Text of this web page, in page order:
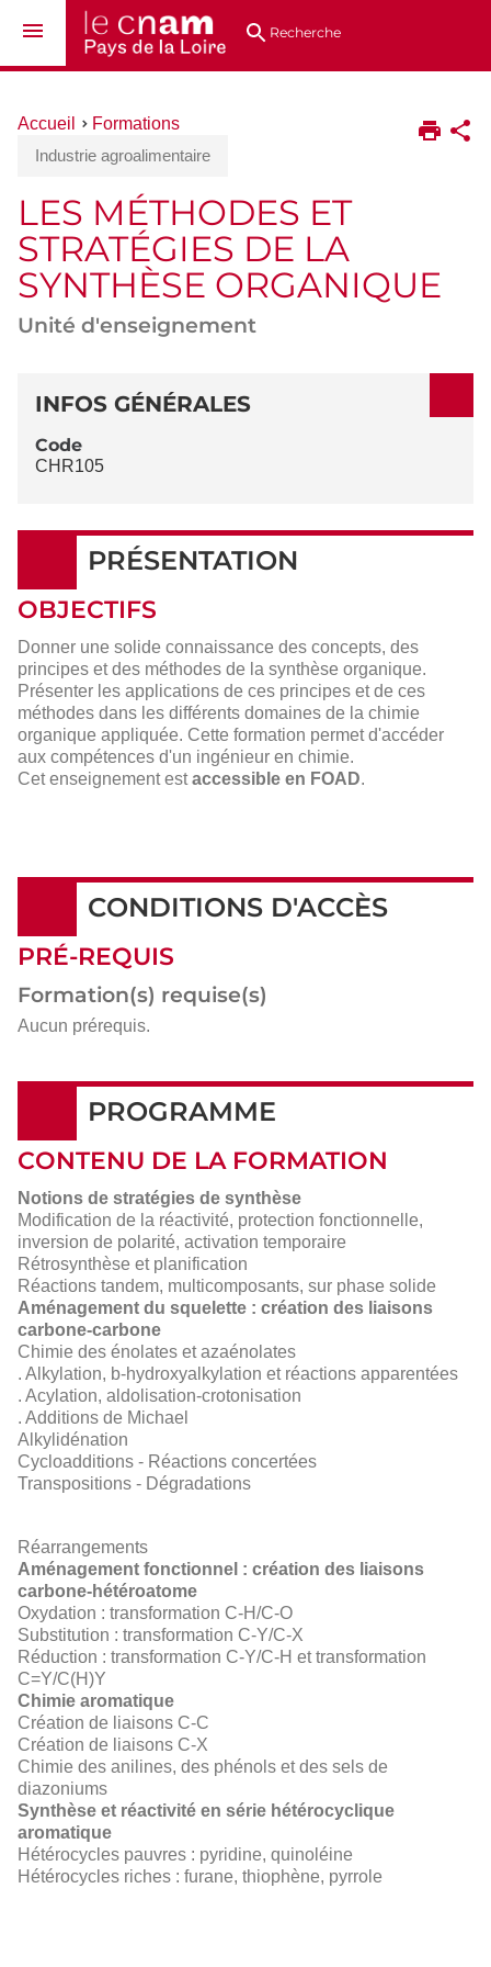
au
directsRecherche
Vous
ici :
Accueil
Formations
Industrie agroalimentaire
LES MÉTHODES ET
STRATÉGIES DE LA
SYNTHÈSE ORGANIQUE
Unité d'enseignement
DÉTAILS
INFOS GÉNÉRALES
Code
CHR105
PRÉSENTATION
OBJECTIFS
Donner une solide connaissance des concepts, des
principes et des méthodes de la synthèse organique.
Présenter les applications de ces principes et de ces
méthodes dans les différents domaines de la chimie
organique appliquée. Cette formation permet d'accéder
aux compétences d'un ingénieur en chimie.
Cet enseignement estaccessible en FOAD.
CONDITIONS D'ACCÈS
PRÉ-REQUIS
Formation(s) requise(s)
Aucun prérequis.
PROGRAMME
CONTENU DE LA FORMATION
Notions de stratégies de synthèse
Modification de la réactivité, protection fonctionnelle,
inversion de polarité, activation temporaire
Rétrosynthèse et planification
Réactions tandem, multicomposants, sur phase solide
Aménagement du squelette : création des liaisons
carbone-carbone
Chimie des énolates et azaénolates
. Alkylation, b-hydroxyalkylation et réactions apparentées
. Acylation, aldolisation-crotonisation
. Additions de Michael
Alkylidénation
Cycloadditions - Réactions concertées
Transpositions - Dégradations
Réarrangements
Aménagement fonctionnel : création des liaisons
carbone-hétéroatome
Oxydation : transformation C-H/C-O
Substitution : transformation C-Y/C-X
Réduction : transformation C-Y/C-H et transformation
C=Y/C(H)Y
Chimie aromatique
Création de liaisons C-C
Création de liaisons C-X
Chimie des anilines, des phénols et des sels de
diazoniums
Synthèse et réactivité en série hétérocyclique
aromatique
Hétérocycles pauvres : pyridine, quinoléine
Hétérocycles riches : furane, thiophène, pyrrole